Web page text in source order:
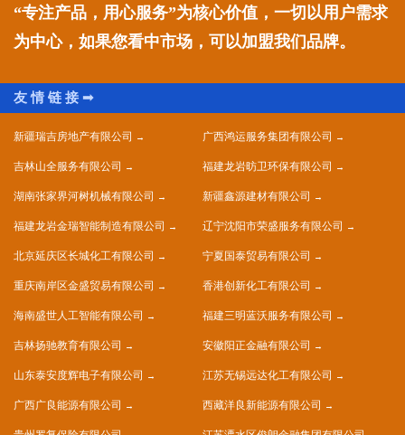
“专注产品，用心服务”为核心价值，一切以用户需求
为中心，如果您看中市场，可以加盟我们品牌。
新疆瑞吉房地产有限公司 广西鸿运服务集团有限公司
吉林山全服务有限公司 福建龙岩昉卫环保有限公司
湖南张家界河树机械有限公司 新疆鑫源建材有限公司
福建龙岩金瑞智能制造有限公司 辽宁沈阳市荣盛服务有限公司
北京延庆区长城化工有限公司 宁夏国泰贸易有限公司
重庆南岸区金盛贸易有限公司 香港创新化工有限公司
海南盛世人工智能有限公司 福建三明蓝沃服务有限公司
吉林扬驰教育有限公司 安徽阳正金融有限公司
山东泰安度辉电子有限公司 江苏无锡远达化工有限公司
广西广良能源有限公司 西藏洋良新能源有限公司